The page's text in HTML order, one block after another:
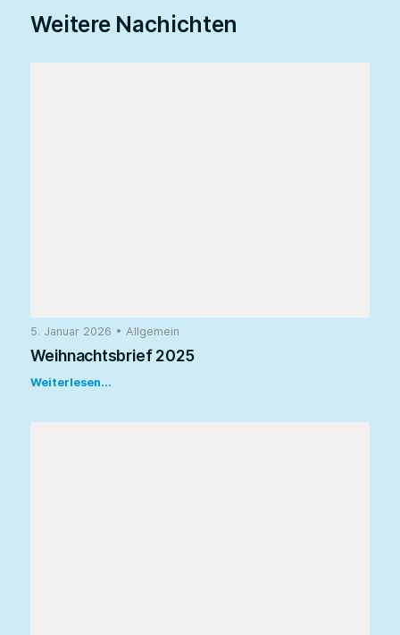
Weitere Nachichten
5. Januar 2026 • Allgemein
Weihnachtsbrief 2025
Weiterlesen...